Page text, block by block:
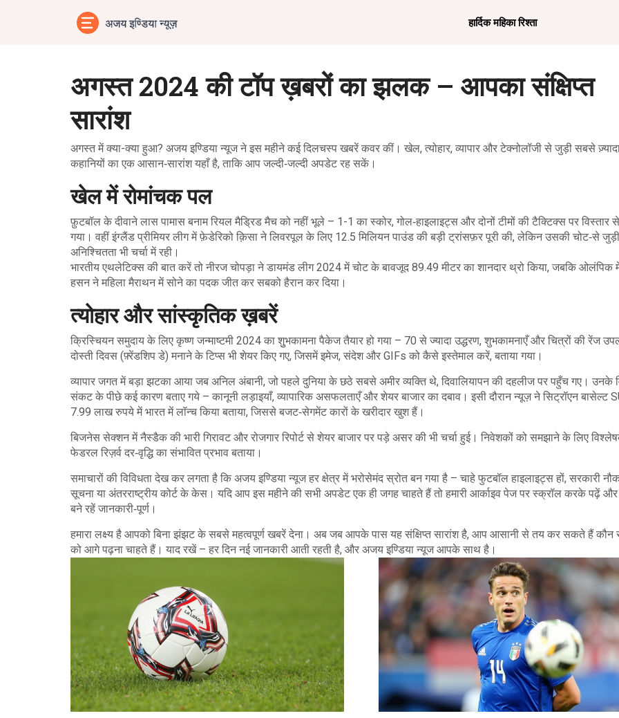
हार्दिक महिका रिश्ता
अगस्त 2024 की टॉप ख़बरों का झलक – आपका संक्षिप्त
सारांश
अगस्त में क्या-क्या हुआ? अजय इण्डिया न्यूज ने इस महीने कई दिलचस्प खबरें कवर कीं। खेल, त्योहार, व्यापार और टेक्नोलॉजी से जुड़ी सबसे
कहानियों का एक आसान‑सारांश यहाँ है, ताकि आप जल्दी‑जल्दी अपडेट रह सकें।
खेल में रोमांचक पल
फ़ुटबॉल के दीवाने लास पामास बनाम रियल मैड्रिड मैच को नहीं भूले – 1-1 का स्कोर, गोल‑हाइलाइट्स और दोनों टीमों की टैक्टिक्स पर विस्तार
गया। वहीं इंग्लैंड प्रीमियर लीग में फ़ेडेरिको क़िसा ने लिवरपूल के लिए 12.5 मिलियन पाउंड की बड़ी ट्रांसफ़र पूरी की, लेकिन उसकी चोट‑से जुड़ी
अनिश्चितता भी चर्चा में रही।
भारतीय एथलेटिक्स की बात करें तो नीरज चोपड़ा ने डायमंड लीग 2024 में चोट के बावजूद 89.49 मीटर का शानदार थ्रो किया, जबकि ओलंपिक
हसन ने महिला मैराथन में सोने का पदक जीत कर सबको हैरान कर दिया।
त्योहार और सांस्कृतिक ख़बरें
क्रिस्चियन समुदाय के लिए कृष्ण जन्माष्टमी 2024 का शुुभकामना पैकेज तैयार हो गया – 70 से ज्यादा उद्धरण, शुभकामनाएँ और चित्रों की रेंज
दोस्ती दिवस (फ़्रेंडशिप डे) मनाने के टिप्स भी शेयर किए गए, जिसमें इमेज, संदेश और GIFs को कैसे इस्तेमाल करें, बताया गया।
व्यापार जगत में बड़ा झटका आया जब अनिल अंबानी, जो पहले दुनिया के छठे सबसे अमीर व्यक्ति थे, दिवालियापन की दहलीज पर पहुँच गए। उनके
संकट के पीछे कई कारण बताए गये – कानूनी लड़ाइयाँ, व्यापारिक असफलताएँ और शेयर बाजार का दबाव। इसी दौरान न्यूज़ ने सिट्रॉएन बासेल्ट
7.99 लाख रुपये में भारत में लॉन्च किया बताया, जिससे बजट‑सेगमेंट कारों के खरीदार खुश हैं।
बिजनेस सेक्शन में नैस्डैक की भारी गिरावट और रोजगार रिपोर्ट से शेयर बाजार पर पड़े असर की भी चर्चा हुई। निवेशकों को समझाने के लिए
फेडरल रिज़र्व दर‑वृद्धि का संभावित प्रभाव बताया।
समाचारों की विविधता देख कर लगता है कि अजय इण्डिया न्यूज हर क्षेत्र में भरोसेमंद स्रोत बन गया है – चाहे फुटबॉल हाइलाइट्स हों, सरकारी
सूचना या अंतरराष्ट्रीय कोर्ट के केस। यदि आप इस महीने की सभी अपडेट एक ही जगह चाहते हैं तो हमारी आर्काइव पेज पर स्क्रॉल करके पढ़ें और
बने रहें जानकारी‑पूर्ण।
हमारा लक्ष्य है आपको बिना झंझट के सबसे महत्वपूर्ण खबरें देना। अब जब आपके पास यह संक्षिप्त सारांश है, आप आसानी से तय कर सकते हैं कौन
को आगे पढ़ना चाहते हैं। याद रखें – हर दिन नई जानकारी आती रहती है, और अजय इण्डिया न्यूज आपके साथ है।